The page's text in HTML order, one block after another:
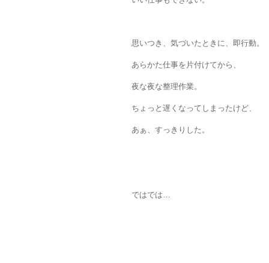
思いつき、気づいたときに、即行動。
あらかた仕事を片付けてから、
夜な夜な整理作業。
ちょっと遅くなってしまったけど、
あぁ、すっきりした。
ではでは…